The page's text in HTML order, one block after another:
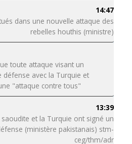
14:47
dans une nouvelle attaque des
rebelles houthis (ministre)
toute attaque visant un
défense avec la Turquie et
"attaque contre tous"
13:39
et la Turquie ont signé un
(ministère pakistanais) stm-
ceg/thm/adr